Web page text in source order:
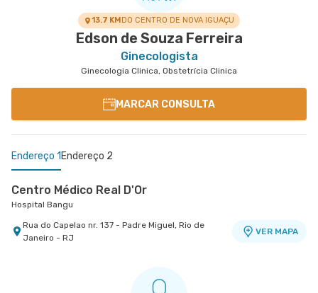
13.7 KMDO CENTRO DE NOVA IGUAÇU
Edson de Souza Ferreira
Ginecologista
Ginecologia Clinica, Obstetrícia Clinica
MARCAR CONSULTA
Endereço 1 Endereço 2
Centro Médico Real D'Or
Hospital Bangu
Rua do Capelao nr. 137 - Padre Miguel, Rio de
Janeiro - RJ
VER MAPA
Avenida Meriti nr. 2577 - Vila da Penha, Rio de